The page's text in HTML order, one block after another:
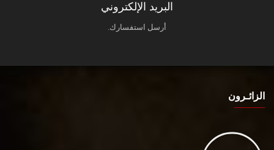
البريد الإلكتروني
أرسل استفسارك.
الزائـرون